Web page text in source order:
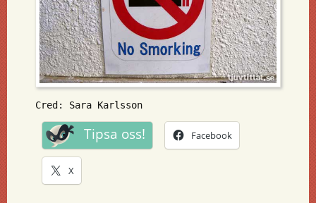
Cred: Sara Karlsson
Tipsa oss! Facebook
X